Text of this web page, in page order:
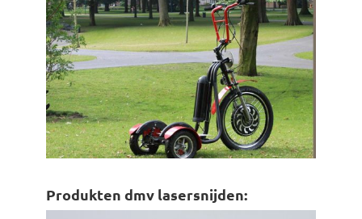
Produkten dmv lasersnijden: